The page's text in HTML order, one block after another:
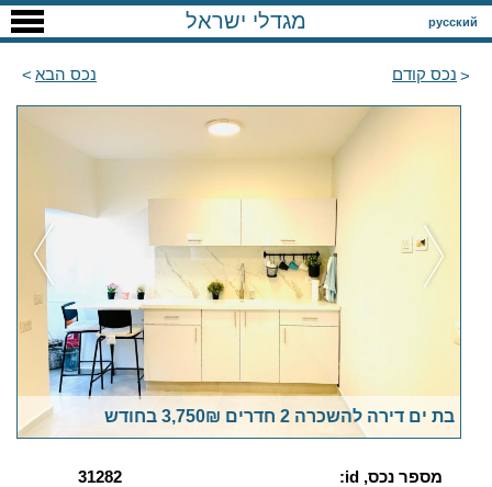
русский מגדלי ישראל
נכס קודם נכס הבא
בת ים דירה להשכרה 2 חדרים 3,750₪ בחודש
מספר נכס, id:
31282